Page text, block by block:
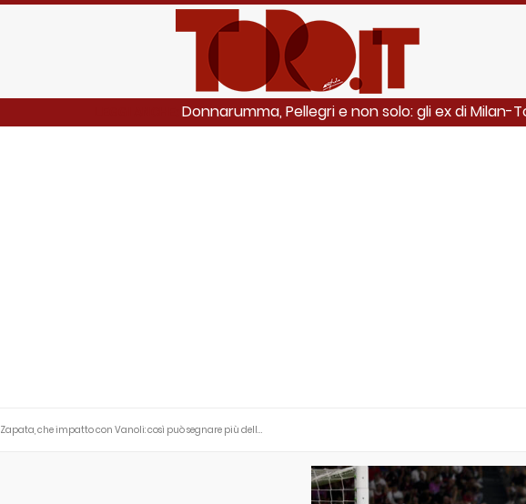
Donnarumma, Pellegri e non solo: gli ex di Milan-
Zapata, che impatto con Vanoli: così può segnare più dell…